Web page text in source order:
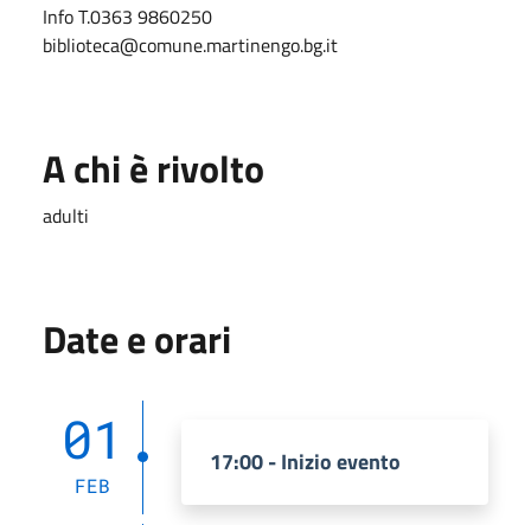
Info T.0363 9860250
biblioteca@comune.martinengo.bg.it
A chi è rivolto
adulti
Date e orari
01
FEB
17:00 - Inizio evento